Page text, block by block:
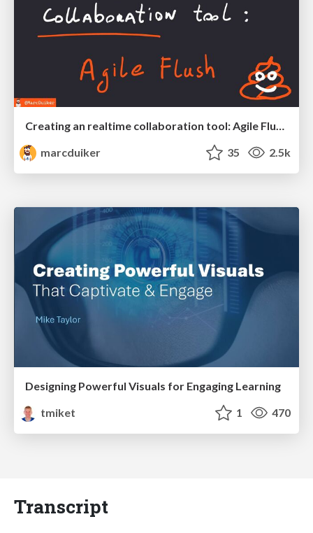
Creating an realtime collaboration tool: Agile Flush - .NET Oxford
marcduiker
35 2.5k
Designing Powerful Visuals for Engaging Learning
tmiket
1 470
Transcript